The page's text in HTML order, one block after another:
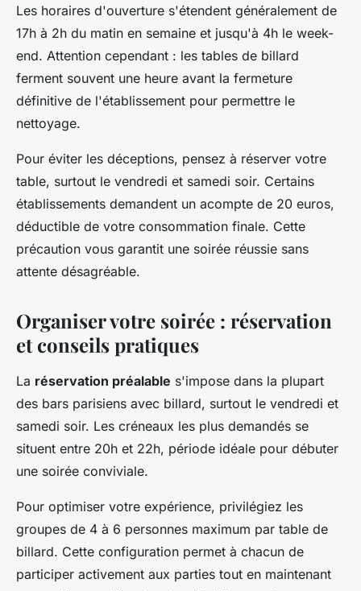
Les horaires d'ouverture s'étendent généralement de
17h à 2h du matin en semaine et jusqu'à 4h le week-
end. Attention cependant : les tables de billard
ferment souvent une heure avant la fermeture
définitive de l'établissement pour permettre le
nettoyage.
Pour éviter les déceptions, pensez à réserver votre
table, surtout le vendredi et samedi soir. Certains
établissements demandent un acompte de 20 euros,
déductible de votre consommation finale. Cette
précaution vous garantit une soirée réussie sans
attente désagréable.
Organiser votre soirée : réservation
et conseils pratiques
La réservation préalable s'impose dans la plupart
des bars parisiens avec billard, surtout le vendredi et
samedi soir. Les créneaux les plus demandés se
situent entre 20h et 22h, période idéale pour débuter
une soirée conviviale.
Pour optimiser votre expérience, privilégiez les
groupes de 4 à 6 personnes maximum par table de
billard. Cette configuration permet à chacun de
participer activement aux parties tout en maintenant